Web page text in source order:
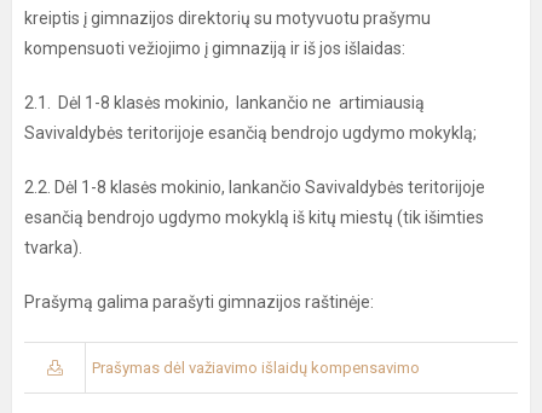
kreiptis į gimnazijos direktorių su motyvuotu prašymu
kompensuoti vežiojimo į gimnaziją ir iš jos išlaidas:
2.1. Dėl 1-8 klasės mokinio, lankančio ne artimiausią
Savivaldybės teritorijoje esančią bendrojo ugdymo mokyklą;
2.2. Dėl 1-8 klasės mokinio, lankančio Savivaldybės teritorijoje
esančią bendrojo ugdymo mokyklą iš kitų miestų (tik išimties
tvarka).
Prašymą galima parašyti gimnazijos raštinėje:
Prašymas dėl važiavimo išlaidų kompensavimo